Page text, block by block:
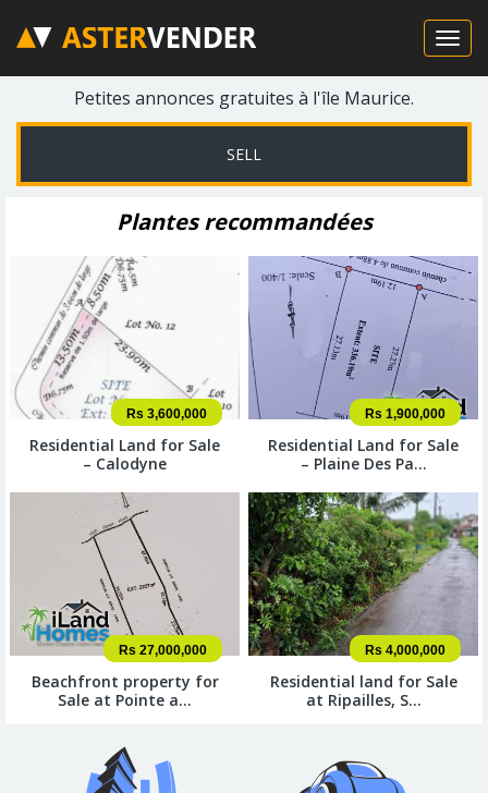
Petites annonces gratuites à l'île Maurice.
SELL
Plantes recommandées
Rs 3,600,000
Residential Land for Sale
– Calodyne
Rs 1,900,000
Residential Land for Sale
– Plaine Des Pa...
Rs 27,000,000
Beachfront property for
Sale at Pointe a...
Rs 4,000,000
Residential land for Sale
at Ripailles, S...